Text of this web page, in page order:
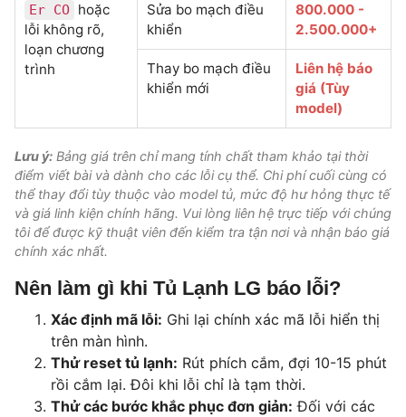
Er CO hoặc
lỗi không rõ,
loạn chương
trình
Sửa bo mạch điều
khiển
800.000 -
2.500.000+
Thay bo mạch điều
khiển mới
Liên hệ báo
giá (Tùy
model)
Lưu ý: Bảng giá trên chỉ mang tính chất tham khảo tại thời
điểm viết bài và dành cho các lỗi cụ thể. Chi phí cuối cùng có
thể thay đổi tùy thuộc vào model tủ, mức độ hư hỏng thực tế
và giá linh kiện chính hãng. Vui lòng liên hệ trực tiếp với chúng
tôi để được kỹ thuật viên đến kiểm tra tận nơi và nhận báo giá
chính xác nhất.
Nên làm gì khi Tủ Lạnh LG báo lỗi?
Xác định mã lỗi: Ghi lại chính xác mã lỗi hiển thị
trên màn hình.
Thử reset tủ lạnh: Rút phích cắm, đợi 10-15 phút
rồi cắm lại. Đôi khi lỗi chỉ là tạm thời.
Thử các bước khắc phục đơn giản: Đối với các